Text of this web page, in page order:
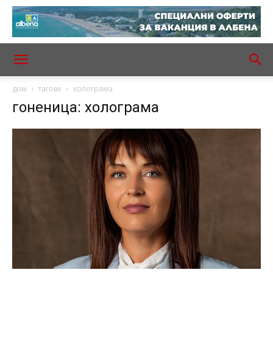
дом тагове холограма
гоненица: холограма